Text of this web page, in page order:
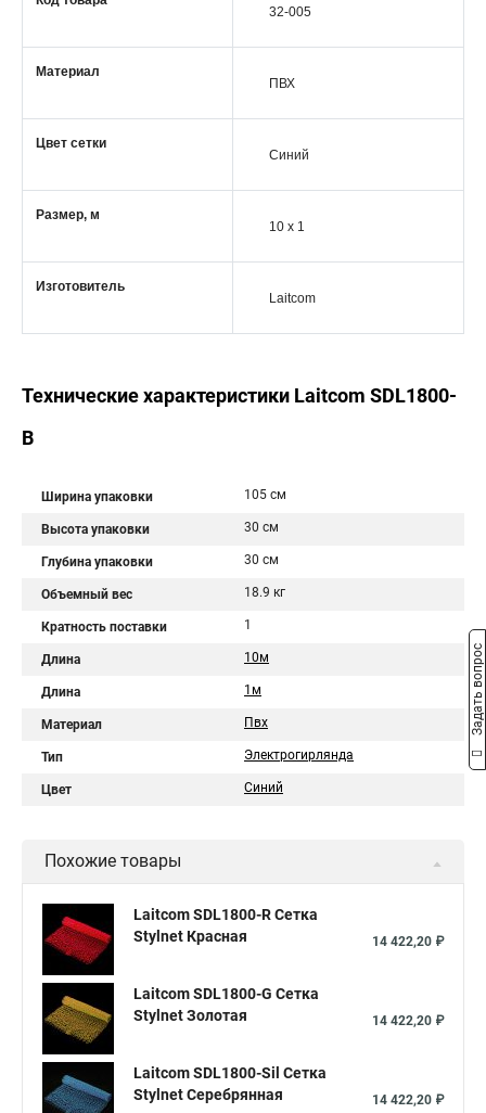
32-005
Материал
ПВХ
Цвет сетки
Синий
Размер, м
10 x 1
Изготовитель
Laitcom
Технические характеристики Laitcom SDL1800-
B
Ширина упаковки 105 см
Высота упаковки 30 см
Глубина упаковки 30 см
Объемный вес 18.9 кг
Кратность поставки 1
Длина 10м
Длина 1м
Материал Пвх
Тип Электрогирлянда
Цвет Синий
Похожие товары
Laitcom SDL1800-R Сетка
Stylnet Красная
14 422,20 ₽
Laitcom SDL1800-G Сетка
Stylnet Золотая
14 422,20 ₽
Laitcom SDL1800-Sil Сетка
Stylnet Cеребрянная
14 422,20 ₽
Задать вопрос